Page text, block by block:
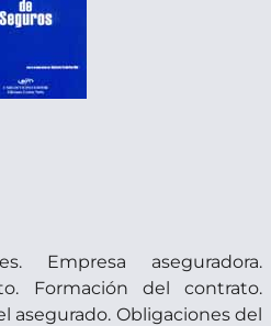
Empresa aseguradora.
Formación del contrato.
asegurado. Obligaciones del